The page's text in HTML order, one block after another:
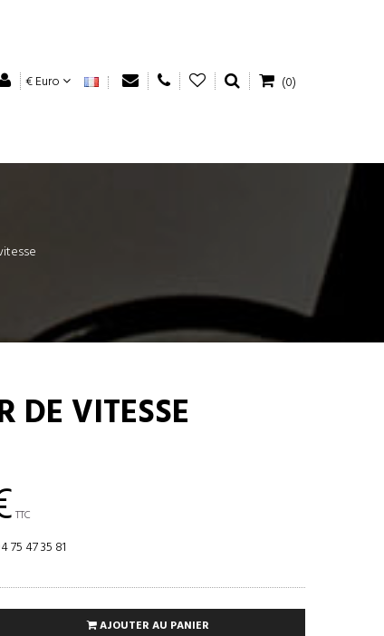
€ Euro (0)
DE VITESSE
TTC
75 47 35 81
AJOUTER AU PANIER